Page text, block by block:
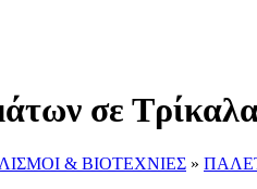
σε
& ΒΙΟΤΕΧΝΙΕΣ »